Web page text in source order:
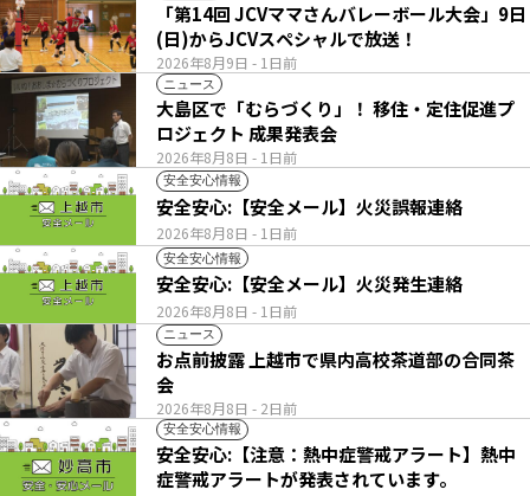
2026年8月9日 - 1日前
「第14回 JCVママさんバレーボール大会」9日
(日)からJCVスペシャルで放送！
ニュース
2026年8月8日 - 1日前
大島区で「むらづくり」！ 移住・定住促進プ
ロジェクト 成果発表会
安全安心情報
2026年8月8日 - 1日前
安全安心:【安全メール】火災誤報連絡
安全安心情報
2026年8月8日 - 1日前
安全安心:【安全メール】火災発生連絡
ニュース
2026年8月8日 - 2日前
お点前披露 上越市で県内高校茶道部の合同茶
会
安全安心情報
安全安心:【注意：熱中症警戒アラート】熱中
症警戒アラートが発表されています。